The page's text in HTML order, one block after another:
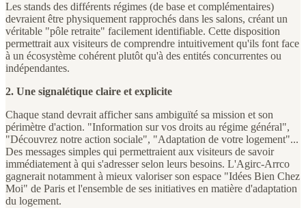
Les stands des différents régimes (de base et complémentaires)
devraient être physiquement rapprochés dans les salons, créant un
véritable "pôle retraite" facilement identifiable. Cette disposition
permettrait aux visiteurs de comprendre intuitivement qu'ils font face
à un écosystème cohérent plutôt qu'à des entités concurrentes ou
indépendantes.
2. Une signalétique claire et explicite
Chaque stand devrait afficher sans ambiguïté sa mission et son
périmètre d'action. "Information sur vos droits au régime général",
"Découvrez notre action sociale", "Adaptation de votre logement"...
Des messages simples qui permettraient aux visiteurs de savoir
immédiatement à qui s'adresser selon leurs besoins. L'Agirc-Arrco
gagnerait notamment à mieux valoriser son espace "Idées Bien Chez
Moi" de Paris et l'ensemble de ses initiatives en matière d'adaptation
du logement.